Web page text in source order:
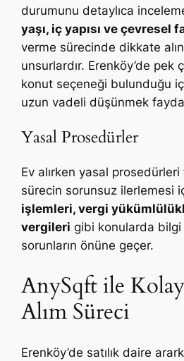
durumunu detaylıca
yaşı, iç yapısı ve çevresel
verme sürecinde dikkate
unsurlardır. Erenköy’de pek
konut seçeneği bulunduğu
uzun vadeli düşünmek
Yasal Prosedürler
Ev alırken yasal
sürecin sorunsuz ilerlemesi
işlemleri, vergi
vergileri gibi konularda bilgi
sorunların önüne geçer.
AnySqft ile
Alım Süreci
Erenköy’de satılık daire